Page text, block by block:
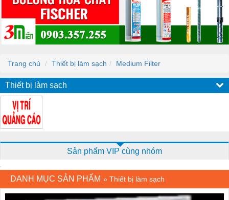
Trang chủ Thiết bị làm sạch Medium Filter
Thiết bị làm sạch
Sản phẩm VIP cùng nhóm
DANH MỤC SẢN PHẨM » Thiết bị làm sạch